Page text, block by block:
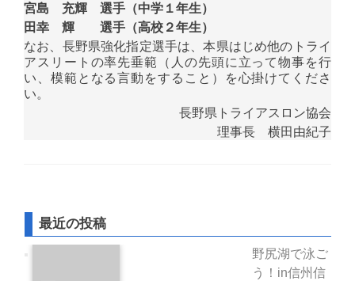
宮島 充輝 選手（中学１年生）
田幸 輝 選手（高校２年生）
なお、長野県強化指定選手は、本県はじめ他のトライ
アスリートの率先垂範（人の先頭に立って物事を行
い、模範となる言動をすること）を心掛けてくださ
い。
長野県トライアスロン協会
理事長 横田由紀子
最近の投稿
野尻湖で泳ご
う！in信州信